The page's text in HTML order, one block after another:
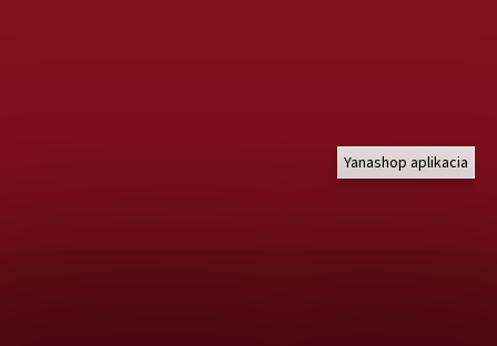
Yanashop aplikacia